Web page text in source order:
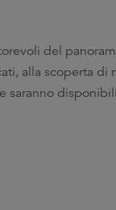
del
alla scoperta di
saranno